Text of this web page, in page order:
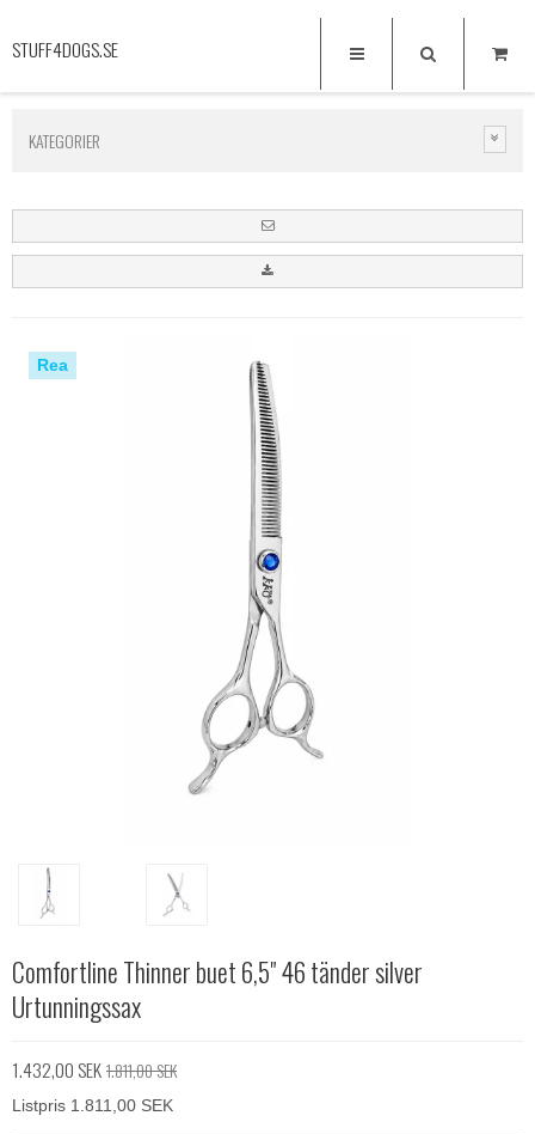
STUFF4DOGS.SE
KATEGORIER
Rea
Comfortline Thinner buet 6,5" 46 tänder silver
Urtunningssax
1.432,00 SEK1.811,00 SEK
Listpris 1.811,00 SEK